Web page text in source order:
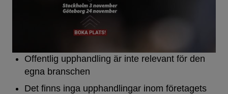
Offentlig upphandling är inte relevant för den
egna branschen
Det finns inga upphandlingar inom företagets